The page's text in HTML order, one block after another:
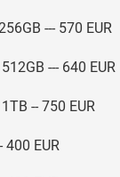
--- 570 EUR
--- 640 EUR
-- 750 EUR
400 EUR